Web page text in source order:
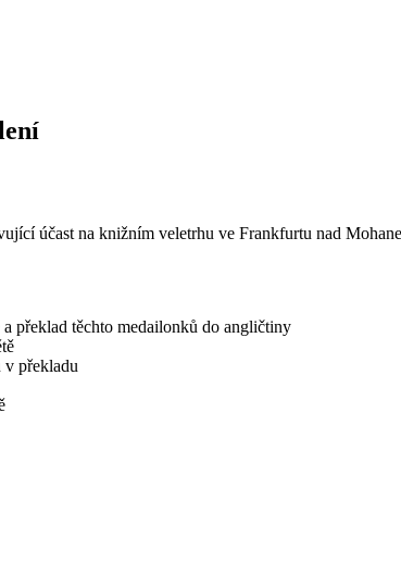
účast na knižním veletrhu ve Frankfurtu nad
překlad těchto medailonků do angličtiny
v překladu